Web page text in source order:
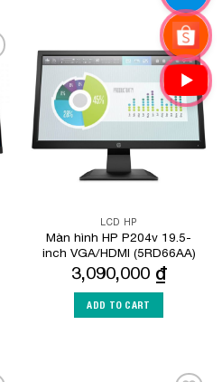
Add to
Wishlist
LCD HP
Màn hình HP P204v 19.5-
inch VGA/HDMI (5RD66AA)
3,090,000 ₫
ADD TO CART